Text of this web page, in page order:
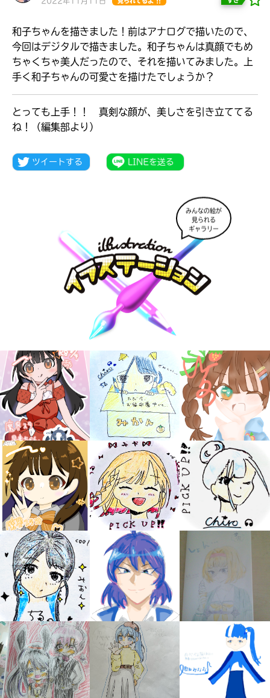
みんなとおしゃべり
キミノラジオ配信中！
いろんな動画が
見られる
和子ちゃんを描きました！前はアナログで描いたので、
今回はデジタルで描きました。和子ちゃんは真顔でもめ
ちゃくちゃ美人だったので、それを描いてみました。上
手く和子ちゃんの可愛さを描けたでしょうか？
とっても上手！！ 真剣な顔が、美しさを引き立ててる
ね！（編集部より）
みんなの絵が
見られる
ギャラリー